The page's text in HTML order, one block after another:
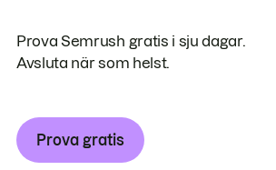
Prova Semrush gratis i sju dagar.
Avsluta när som helst.
Prova gratis